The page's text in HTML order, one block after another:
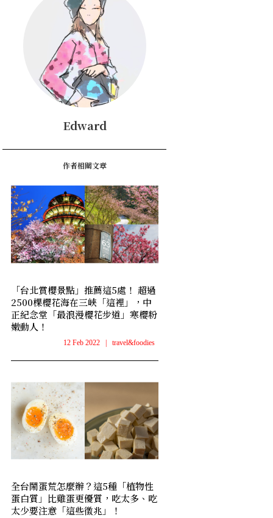
Edward
作者相關文章
「台北賞櫻景點」推薦這5處！ 超過
2500棵櫻花海在三峽「這裡」，中
正紀念堂「最浪漫櫻花步道」寒櫻粉
嫩動人！
12 Feb 2022 | travel&foodies
全台鬧蛋荒怎麼辦？這5種「植物性
蛋白質」比雞蛋更優質，吃太多、吃
太少要注意「這些徵兆」！